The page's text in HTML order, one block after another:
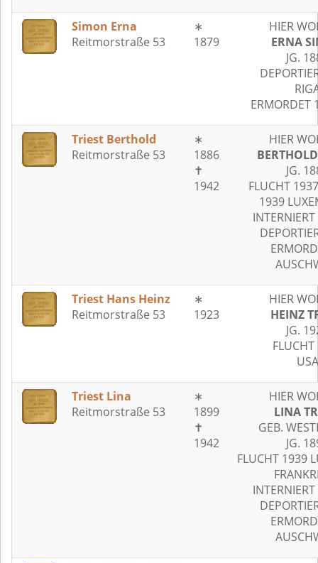
Simon Erna
Reitmorstraße 53
∗
1879
HIER
ERNA
JG.
ERMORDET
Triest Berthold
Reitmorstraße 53
∗
1886
✝
1942
HIER
JG.
FLUCHT
1939
Triest Hans Heinz
Reitmorstraße 53
∗
1923
HIER
HEINZ
JG.
USA
Triest Lina
Reitmorstraße 53
∗
1899
✝
1942
HIER
LINA
GEB.
JG.
FLUCHT 1939